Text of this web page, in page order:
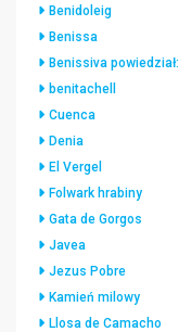
Benidoleig
Benissa
Benissiva powiedział:
benitachell
Cuenca
Denia
El Vergel
Folwark hrabiny
Gata de Gorgos
Javea
Jezus Pobre
Kamień milowy
Llosa de Camacho